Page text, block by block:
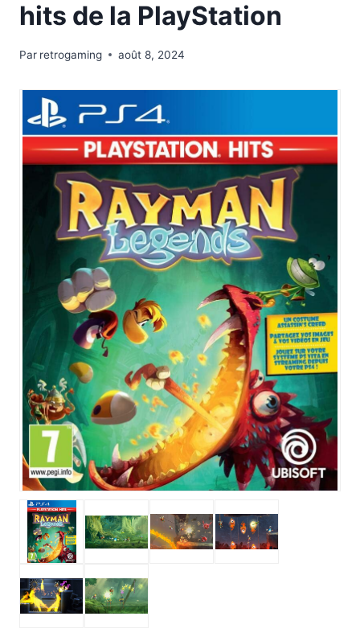
hits de la PlayStation
Par retrogaming août 8, 2024